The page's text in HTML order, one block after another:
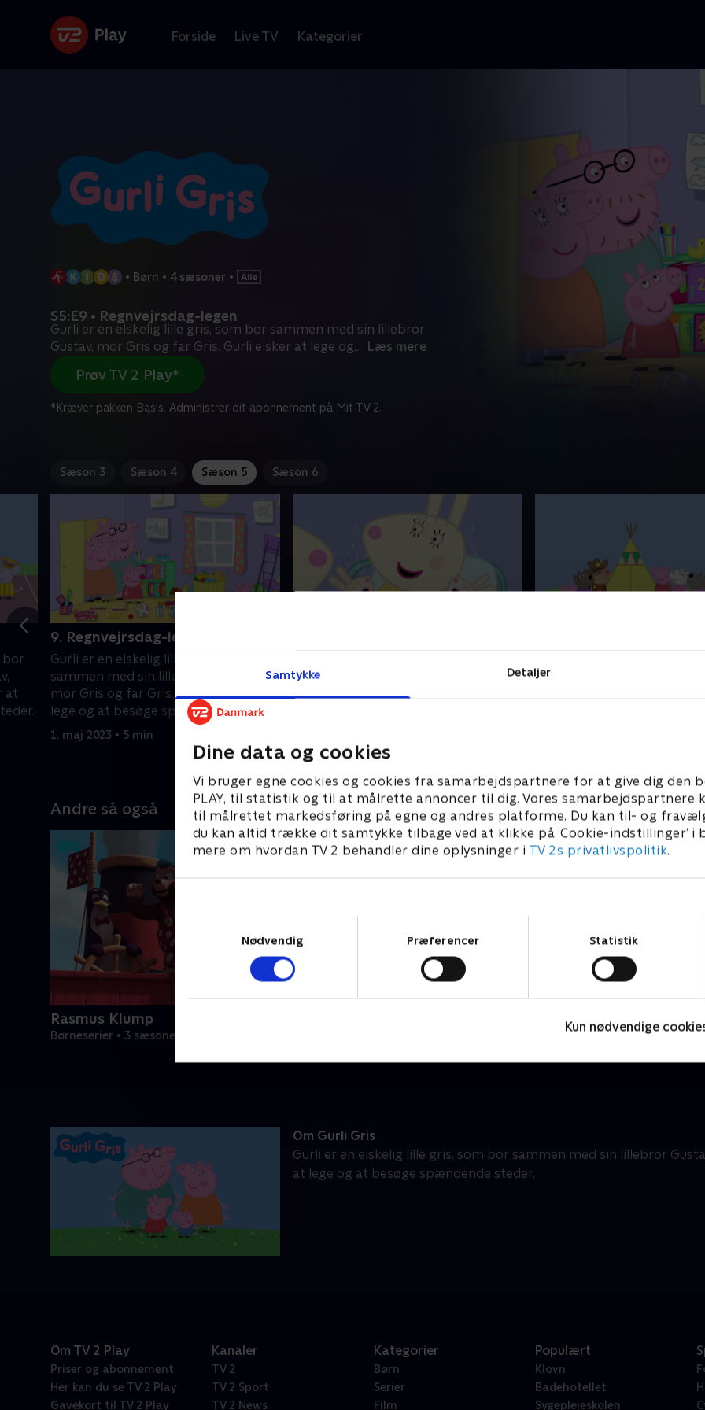
Samtykke Detaljer
Dine data og cookies
Vi bruger egne cookies og cookies fra samarbejdspartnere for at give dig den
PLAY, til statistik og til at målrette annoncer til dig. Vores samarbejdspartnere
til målrettet markedsføring på egne og andres platforme. Du kan til- og
du kan altid trække dit samtykke tilbage ved at klikke på ’Cookie-indstillinger’ i
mere om hvordan TV 2 behandler dine oplysninger i TV 2s privatlivspolitik.
Nødvendig
Præferencer Statistik
Kun nødvendige
Forside Live TV Kategorier
• Børn • 4 sæsoner •
S5:E9 • Regnvejrsdag-legen
Gurli er en elskelig lille gris, som bor sammen med sin lillebror
Gustav, mor Gris og far Gris. Gurli elsker at lege og... Læs mere
Prøv TV 2 Play*
*Kræver pakken Basis. Administrer dit abonnement på Mit TV 2.
Sæson 3 Sæson 4 Sæson 5 Sæson 6
bor
at
9. Regnvejrsdag-legen
Gurli er en elskelig lille gris, som bor
sammen med sin lillebror Gustav,
mor Gris og far Gris. Gurli elsker at
lege og at besøge spændende steder.
1. maj 2023 • 5 min
sammen med sin lillebror Gustav,
mor Gris og far Gris. Gurli elsker at
sammen med sin lillebror
Andre så også
Rasmus Klump
Børneserier • 3 sæsoner
Om Gurli Gris
Gurli er en elskelig lille gris, som bor sammen med sin lillebror
at lege og at besøge spændende steder.
Om TV 2 Play
Priser og abonnement
Her kan du se TV 2 Play
Gavekort til TV 2 Play
Kanaler
TV 2
TV 2 Sport
TV 2 News
Kategorier
Børn
Serier
Film
Populært
Klovn
Badehotellet
Sygeplejeskolen